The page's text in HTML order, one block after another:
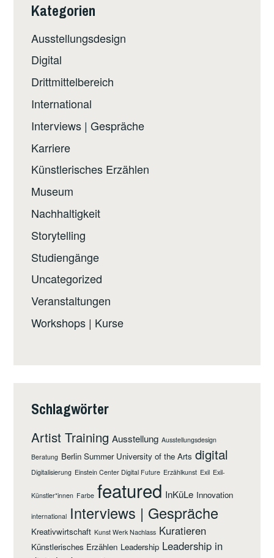
Kategorien
Ausstellungsdesign
Digital
Drittmittelbereich
International
Interviews | Gespräche
Karriere
Künstlerisches Erzählen
Museum
Nachhaltigkeit
Storytelling
Studiengänge
Uncategorized
Veranstaltungen
Workshops | Kurse
Schlagwörter
Artist Training Ausstellung Ausstellungsdesign
Beratung Berlin Summer University of the Arts digital
Digitalisierung Einstein Center Digital Future Erzählkunst Exil Exil-
Künstler*innen Farbe featured InKüLe Innovation
international Interviews | Gespräche
Kreativwirtschaft Kunst Werk Nachlass Kuratieren
Künstlerisches Erzählen Leadership Leadership in